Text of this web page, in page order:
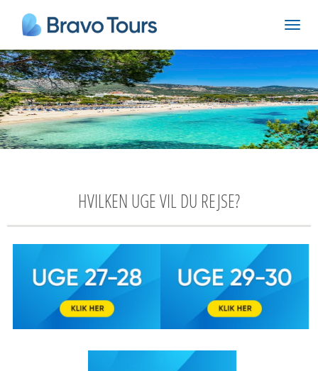
HVILKEN UGE VIL DU REJSE?